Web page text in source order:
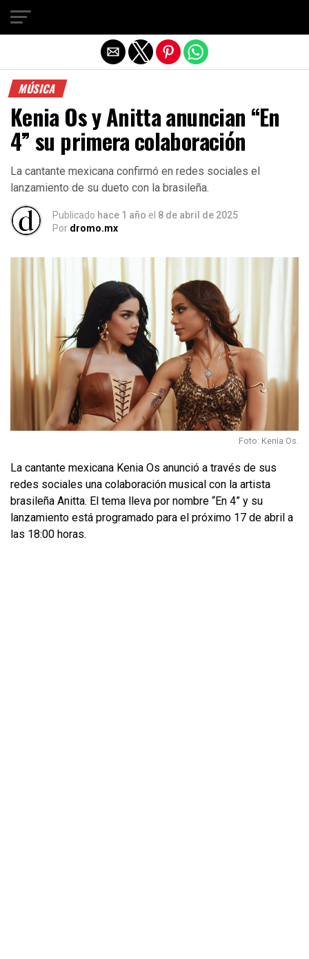
MÚSICA
Kenia Os y Anitta anuncian “En
4” su primera colaboración
La cantante mexicana confirmó en redes sociales el
lanzamiento de su dueto con la brasileña.
Publicado hace 1 año el 8 de abril de 2025
Por dromo.mx
Foto: Kenia Os.
La cantante mexicana Kenia Os anunció a través de sus
redes sociales una colaboración musical con la artista
brasileña Anitta. El tema lleva por nombre “En 4” y su
lanzamiento está programado para el próximo 17 de abril a
las 18:00 horas.